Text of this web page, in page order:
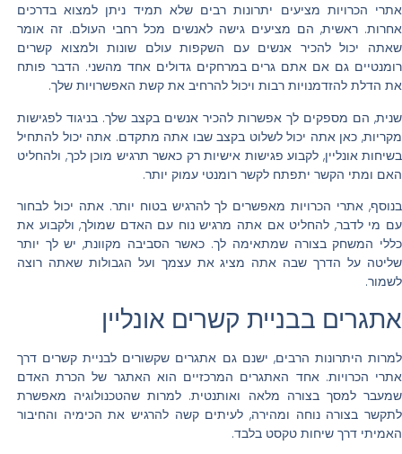
אתרי הכרויות מציעים יתרונות רבים שלא תמיד ניתן למצוא בדרכים
אחרות. ראשית, הם מציעים גישה לאנשים מכל רחבי העולם. זה אומר
שאתה יכול להכיר אנשים עם השקפות עולם שונות ולמצוא קשרים
רומנטיים גם אם אתם גרים במרחקים גדולים אחד מהשני. הדבר פותח
את הדלת להזדמנויות רבות ויכול להרחיב את קשת האפשרויות שלך.
שנית, הם מספקים לך אפשרות להכיר אנשים בקצב שלך. בניגוד לפגישות
מקריות, כאן אתה יכול לשלוט בקצב שבו אתה מתקדם. אתה יכול להתחיל
בשיחות אונליין, לקבוע פגישות אישיות רק כאשר תרגיש מוכן לכך, ולהחליט
האם ומתי הקשר יתפתח לקשר רומנטי עמוק יותר.
בנוסף, אתרי הכרויות מאפשרים לך להרגיש בטוח יותר. אתה יכול לבחור
עם מי לדבר, להחליט אם אתה מרגיש נוח עם האדם שמולך, ולקבוע את
כללי המשחק בצורה שמתאימה לך. כאשר הסביבה מקוונת, יש לך יותר
שליטה על הדרך שבה אתה מציג את עצמך ועל הגבולות שאתה רוצה
לשמור.
אתגרים בבניית קשרים אונליין
למרות היתרונות הרבים, ישנם גם אתגרים שקשורים לבניית קשרים דרך
אתרי הכרויות. אחד האתגרים המרכזיים הוא האתגר של הכרת האדם
שמעבר למסך בצורה מלאה ואותנטית. למרות שהטכנולוגיה מאפשרת
לתקשר בצורה נוחה ומהירה, לעיתים קשה להרגיש את הכימיה והחיבור
האמיתי דרך שיחות טקסט בלבד.